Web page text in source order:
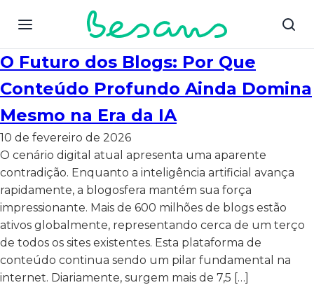
O Futuro dos Blogs: Por Que
Conteúdo Profundo Ainda Domina
Mesmo na Era da IA
10 de fevereiro de 2026
O cenário digital atual apresenta uma aparente
contradição. Enquanto a inteligência artificial avança
rapidamente, a blogosfera mantém sua força
impressionante. Mais de 600 milhões de blogs estão
ativos globalmente, representando cerca de um terço
de todos os sites existentes. Esta plataforma de
conteúdo continua sendo um pilar fundamental na
internet. Diariamente, surgem mais de 7,5 […]